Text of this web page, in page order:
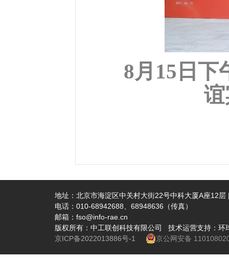
8月15日下
地址：北京市海淀区中关村大街22号中科大厦A座12层
电话：010-68942688、68948636（传真）
邮箱：fso@info-rae.cn
版权所有：中工联创科技有限公司 技术运营支持：
京ICP备2022013886号-1
京公网安备